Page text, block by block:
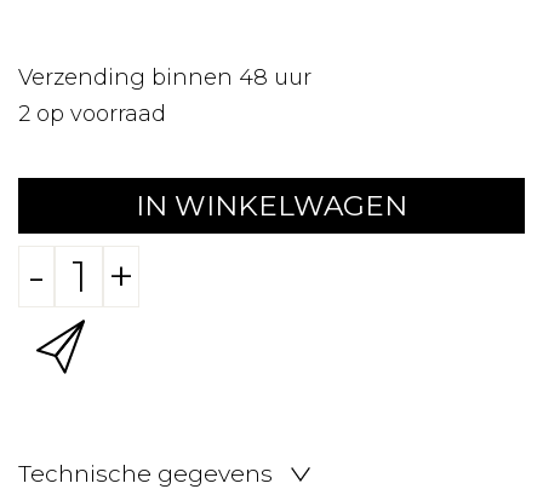
Verzending binnen 48 uur
2 op voorraad
IN WINKELWAGEN
- +
Technische gegevens